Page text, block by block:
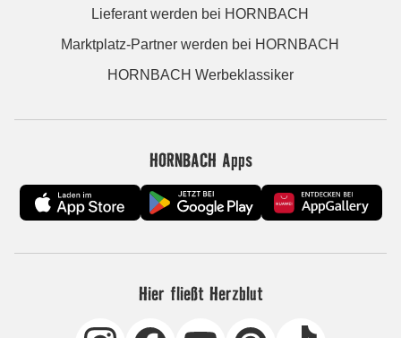
Lieferant werden bei HORNBACH
Marktplatz-Partner werden bei HORNBACH
HORNBACH Werbeklassiker
HORNBACH Apps
Hier fließt Herzblut